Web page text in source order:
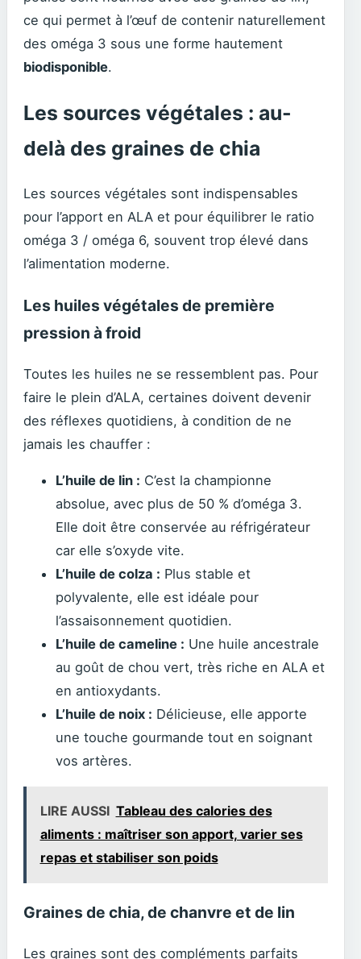
ce qui permet à l’œuf de contenir naturellement
des oméga 3 sous une forme hautement
biodisponible.
Les sources végétales : au-
delà des graines de chia
Les sources végétales sont indispensables
pour l’apport en ALA et pour équilibrer le ratio
oméga 3 / oméga 6, souvent trop élevé dans
l’alimentation moderne.
Les huiles végétales de première
pression à froid
Toutes les huiles ne se ressemblent pas. Pour
faire le plein d’ALA, certaines doivent devenir
des réflexes quotidiens, à condition de ne
jamais les chauffer :
L’huile de lin : C’est la championne
absolue, avec plus de 50 % d’oméga 3.
Elle doit être conservée au réfrigérateur
car elle s’oxyde vite.
L’huile de colza : Plus stable et
polyvalente, elle est idéale pour
l’assaisonnement quotidien.
L’huile de cameline : Une huile ancestrale
au goût de chou vert, très riche en ALA et
en antioxydants.
L’huile de noix : Délicieuse, elle apporte
une touche gourmande tout en soignant
vos artères.
LIRE AUSSI Tableau des calories des
aliments : maîtriser son apport, varier ses
repas et stabiliser son poids
Graines de chia, de chanvre et de lin
Les graines sont des compléments parfaits